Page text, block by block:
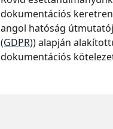
dokumentációs
angol hatóság
(GDPR)) alapján
dokumentációs